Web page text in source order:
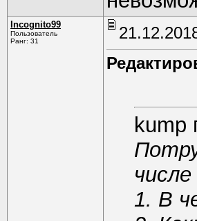
Incognito99
Пользователь
Ранг: 31
kump
1. В